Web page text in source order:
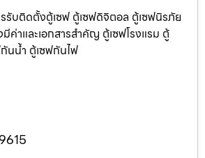
รับติดตั้งตู้เซฟ ตู้เซฟดิจิตอล ตู้เซฟนิรภัย
ค่าและเอกสารสำคัญ ตู้เซฟโรงแรม ตู้
นน้ำ ตู้เซฟกันไฟ